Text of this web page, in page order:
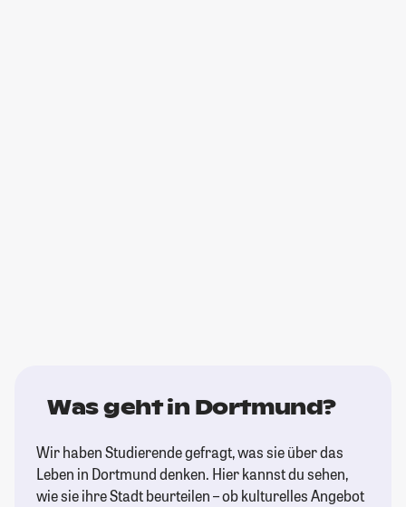
Was geht in Dortmund?
Wir haben Studierende gefragt, was sie über das
Leben in Dortmund denken. Hier kannst du sehen,
wie sie ihre Stadt beurteilen – ob kulturelles Angebot